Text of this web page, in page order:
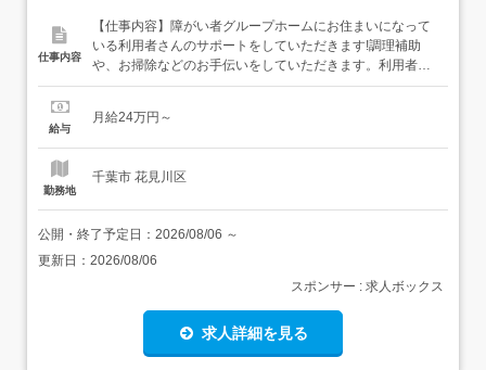
仕事内容
【仕事内容】障がい者グループホームにお住まいになって
いる利用者さんのサポートをしていただきます!調理補助
や、お掃除などのお手伝いをしていただきます。利用者さ
んとお話することも大事な仕事です 介護や福祉経験のある
で大丈夫です!!<仕事内容>・入居者の日常生活のサポート
給与
月給24万円～
勤務地
千葉市 花見川区
公開・終了予定日： 2026/08/06 ～
更新日： 2026/08/06
スポンサー : 求人ボックス
求人詳細を見る